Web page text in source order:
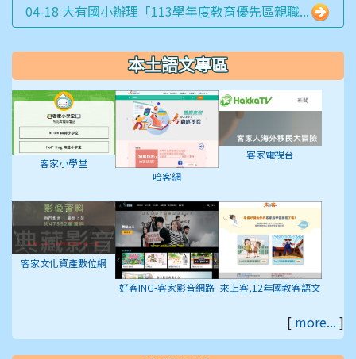
04-18 大有國小辦理「113學年度教育優先區親職...
本土語文專區
客家小學堂
哈客網
客家電視台
客家文化資產數位網
好客ING-客家影音網路 來上客,12年國教客語文
[ more... ]